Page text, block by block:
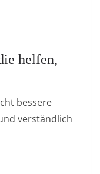
helfen,
bessere
verständlich